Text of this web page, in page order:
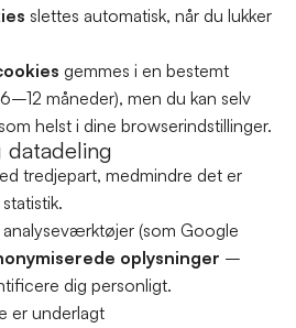
slettes automatisk, når du lukker
gemmes i en bestemt
måneder), men du kan selv
helst i dine browserindstillinger.
datadeling
tredjepart, medmindre det er
analyseværktøjer (som Google
oplysninger –
dig personligt.